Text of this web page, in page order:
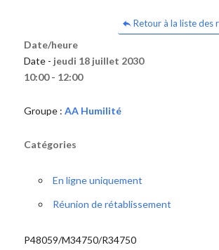
Retour à la liste des
Date/heure
Date - jeudi 18 juillet 2030
10:00 - 12:00
Groupe : AA Humilité
Catégories
En ligne uniquement
Réunion de rétablissement
P48059/M34750/R34750